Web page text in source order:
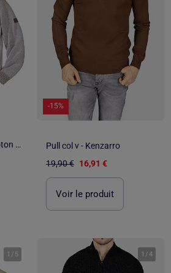
Pull Col Camionneur Coton Mouliné - ATLAS FOR MEN
-15%
Pull col v - Kenzarro
19,90 € 16,91 €
Voir le produit
1 / 5 1 /4